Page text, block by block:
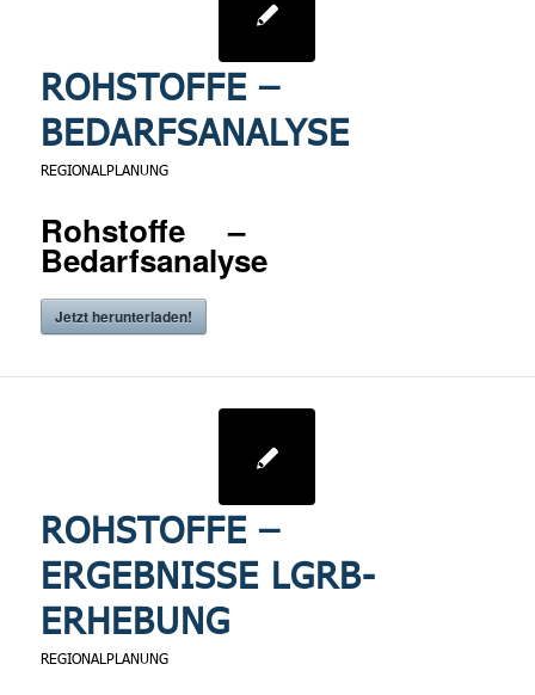
ROHSTOFFE –
BEDARFSANALYSE
REGIONALPLANUNG
Rohstoffe –
Bedarfsanalyse
Jetzt herunterladen!
ROHSTOFFE –
ERGEBNISSE LGRB-
ERHEBUNG
REGIONALPLANUNG